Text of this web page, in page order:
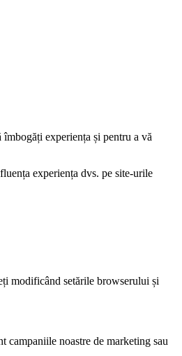
experiența și pentru a vă
experiența dvs. pe site-urile
modificând setările browserului și
campaniile noastre de marketing sau